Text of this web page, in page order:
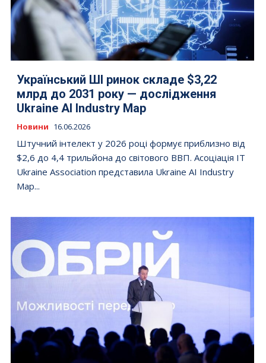
Український ШІ ринок складе $3,22
млрд до 2031 року — дослідження
Ukraine AI Industry Map
Новини 16.06.2026
Штучний інтелект у 2026 році формує приблизно від
$2,6 до 4,4 трильйона до світового ВВП. Асоціація IT
Ukraine Association представила Ukraine AI Industry
Map...